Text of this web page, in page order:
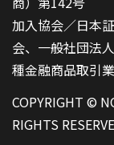
加入協会／日本
会、一般社団法
種金融商品取引
COPYRIGHT ©
RIGHTS